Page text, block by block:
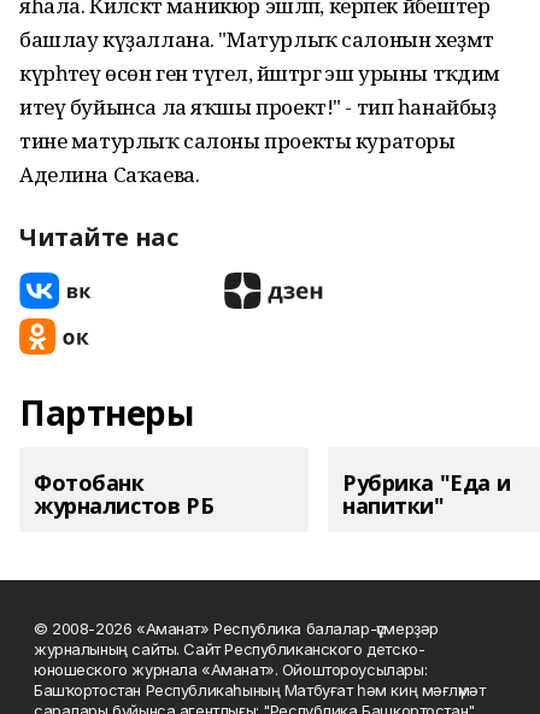
башлау күҙаллана. "Матурлыҡ салонын хеҙмәт
күрһәтеү өсөн генә түгел, йәштәргә эш урыны тәҡдим
итеү буйынса ла яҡшы проект!" - тип һанайбыҙ
тине матурлыҡ салоны проекты кураторы
Аделина Саҡаева.
Читайте нас
Партнеры
Фотобанк
журналистов РБ
Рубрика "Еда и
напитки"
© 2008-2026 «Аманат» Республика балалар-үҫмерҙәр
журналының сайты. Сайт Республиканского детско-
юношеского журнала «Аманат». Ойоштороусылары:
Башҡортостан Республикаһының Матбуғат һәм киң мәғлүмәт
саралары буйынса агентлығы; "Республика Башкортостан"